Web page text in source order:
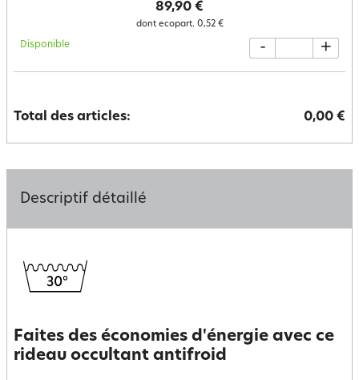
89,90 €
dont ecopart. 0,52 €
Disponible - +
Total des articles: 0,00 €
Descriptif détaillé
Faites des économies d'énergie avec ce
rideau occultant antifroid